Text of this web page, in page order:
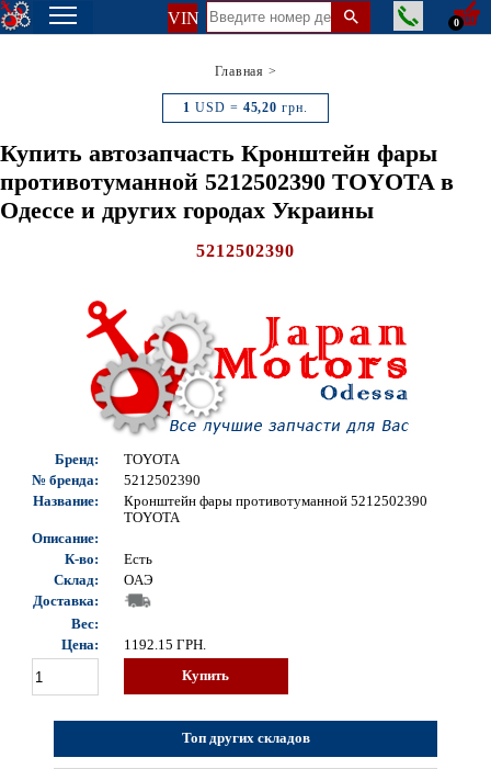
VIN 0
Главная >
1 USD = 45,20 грн.
Купить автозапчасть Кронштейн фары
противотуманной 5212502390 TOYOTA в
Одессе и других городах Украины
5212502390
Бренд:
TOYOTA
№ бренда:
5212502390
Название:
Кронштейн фары противотуманной 5212502390
TOYOTA
Описание:
К-во:
Есть
Склад:
OAЭ
Доставка:
Вес:
Цена:
1192.15 ГРН.
Купить
Топ других складов